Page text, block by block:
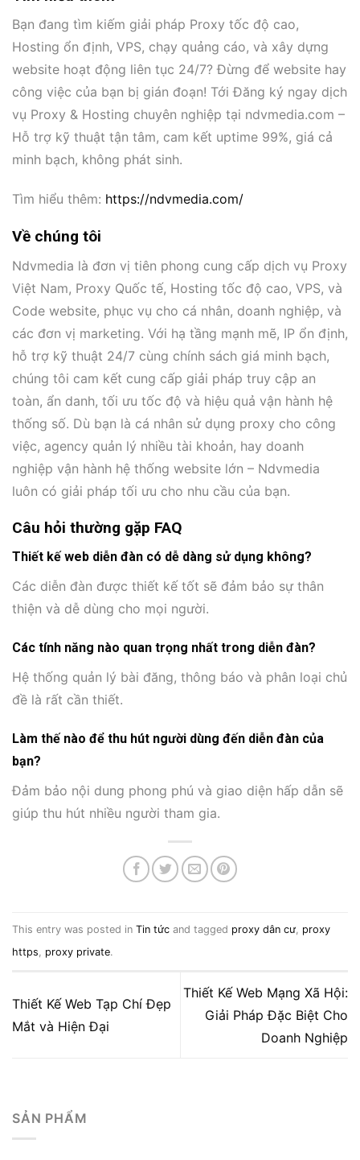
Bạn đang tìm kiếm giải pháp Proxy tốc độ cao,
Hosting ổn định, VPS, chạy quảng cáo, và xây dựng
website hoạt động liên tục 24/7? Đừng để website hay
công việc của bạn bị gián đoạn! Tới Đăng ký ngay dịch
vụ Proxy & Hosting chuyên nghiệp tại ndvmedia.com –
Hỗ trợ kỹ thuật tận tâm, cam kết uptime 99%, giá cả
minh bạch, không phát sinh.
Tìm hiểu thêm: https://ndvmedia.com/
Về chúng tôi
Ndvmedia là đơn vị tiên phong cung cấp dịch vụ Proxy
Việt Nam, Proxy Quốc tế, Hosting tốc độ cao, VPS, và
Code website, phục vụ cho cá nhân, doanh nghiệp, và
các đơn vị marketing. Với hạ tầng mạnh mẽ, IP ổn định,
hỗ trợ kỹ thuật 24/7 cùng chính sách giá minh bạch,
chúng tôi cam kết cung cấp giải pháp truy cập an
toàn, ẩn danh, tối ưu tốc độ và hiệu quả vận hành hệ
thống số. Dù bạn là cá nhân sử dụng proxy cho công
việc, agency quản lý nhiều tài khoản, hay doanh
nghiệp vận hành hệ thống website lớn – Ndvmedia
luôn có giải pháp tối ưu cho nhu cầu của bạn.
Câu hỏi thường gặp FAQ
Thiết kế web diễn đàn có dễ dàng sử dụng không?
Các diễn đàn được thiết kế tốt sẽ đảm bảo sự thân
thiện và dễ dùng cho mọi người.
Các tính năng nào quan trọng nhất trong diễn đàn?
Hệ thống quản lý bài đăng, thông báo và phân loại chủ
đề là rất cần thiết.
Làm thế nào để thu hút người dùng đến diễn đàn của
bạn?
Đảm bảo nội dung phong phú và giao diện hấp dẫn sẽ
giúp thu hút nhiều người tham gia.
This entry was posted in Tin tức and tagged proxy dân cư proxy
https
proxy private.
Thiết Kế Web Tạp Chí Đẹp
Mắt và Hiện Đại
Thiết Kế Web Mạng Xã Hội:
Giải Pháp Đặc Biệt Cho
Doanh Nghiệp
SẢN PHẨM